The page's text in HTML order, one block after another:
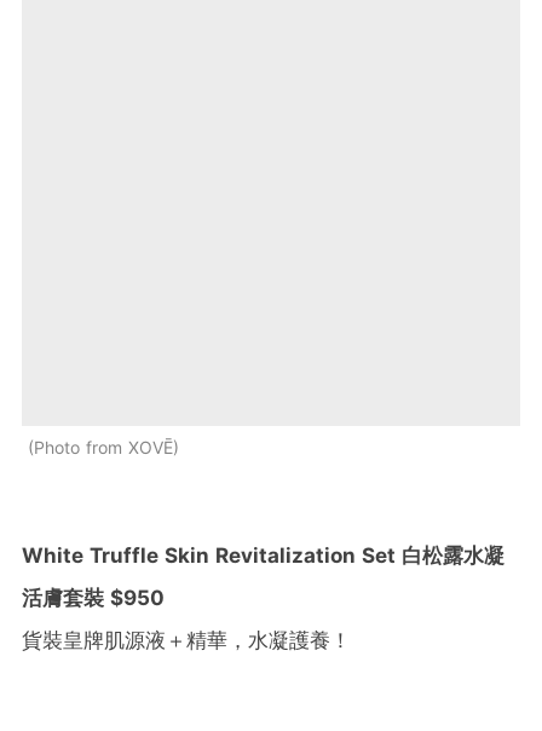
Photo from XOVĒ
White Truffle Skin Revitalization Set 白松露水凝
活膚套裝 $950
貨裝皇牌肌源液＋精華，水凝護養！